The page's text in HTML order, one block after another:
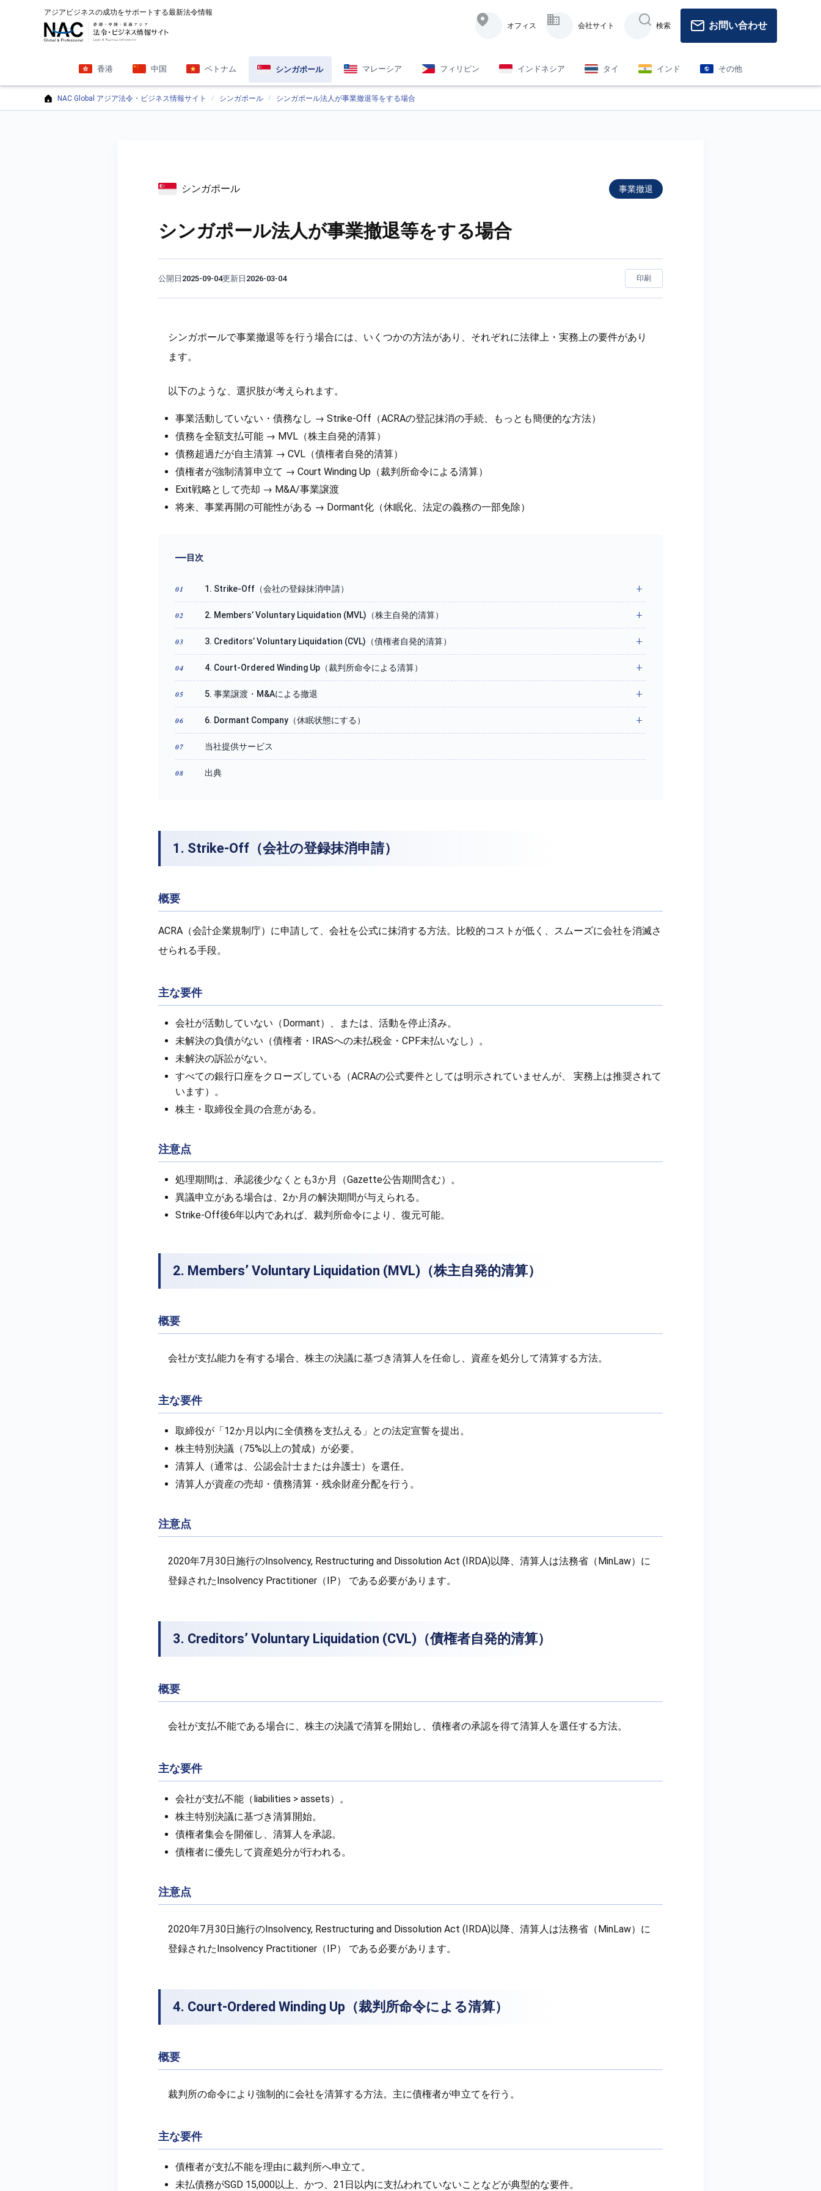
アジアビジネスの成功をサポートする最新法令情報
オフィス
会社サイト 検索 お問い合わせ
香港 中国 ベトナム シンガポール マレーシア フィリピン インドネシア タイ インド その他
NAC Global アジア法令・ビジネス情報サイト シンガポール シンガポール法人が事業撤退等をする場合
シンガポール 事業撤退
シンガポール法人が事業撤退等をする場合
公開日 2025-09-04更新日 2026-03-04 印刷
シンガポールで事業撤退等を行う場合には、いくつかの方法があり、それぞれに法律上・実務上の要件があり
ます。
以下のような、選択肢が考えられます。
事業活動していない・債務なし → Strike-Off（ACRAの登記抹消の手続、もっとも簡便的な方法）
債務を全額支払可能 → MVL（株主自発的清算）
債務超過だが自主清算 → CVL（債権者自発的清算）
債権者が強制清算申立て → Court Winding Up（裁判所命令による清算）
Exit戦略として売却 → M&A/事業譲渡
将来、事業再開の可能性がある → Dormant化（休眠化、法定の義務の一部免除）
目次
1. Strike-Off（会社の登録抹消申請）
2. Members’ Voluntary Liquidation (MVL)（株主自発的清算）
3. Creditors’ Voluntary Liquidation (CVL)（債権者自発的清算）
4. Court-Ordered Winding Up（裁判所命令による清算）
5. 事業譲渡・M&Aによる撤退
6. Dormant Company（休眠状態にする）
当社提供サービス
出典
1. Strike-Off（会社の登録抹消申請）
概要
ACRA（会計企業規制庁）に申請して、会社を公式に抹消する方法。比較的コストが低く、スムーズに会社を消滅さ
せられる手段。
主な要件
会社が活動していない（Dormant）、または、活動を停止済み。
未解決の負債がない（債権者・IRASへの未払税金・CPF未払いなし）。
未解決の訴訟がない。
すべての銀行口座をクローズしている（ACRAの公式要件としては明示されていませんが、 実務上は推奨されて
います）。
株主・取締役全員の合意がある。
注意点
処理期間は、承認後少なくとも3か月（Gazette公告期間含む）。
異議申立がある場合は、2か月の解決期間が与えられる。
Strike-Off後6年以内であれば、裁判所命令により、復元可能。
2. Members’ Voluntary Liquidation (MVL)（株主自発的清算）
概要
会社が支払能力を有する場合、株主の決議に基づき清算人を任命し、資産を処分して清算する方法。
主な要件
取締役が「12か月以内に全債務を支払える」との法定宣誓を提出。
株主特別決議（75%以上の賛成）が必要。
清算人（通常は、公認会計士または弁護士）を選任。
清算人が資産の売却・債務清算・残余財産分配を行う。
注意点
2020年7月30日施行のInsolvency, Restructuring and Dissolution Act (IRDA)以降、清算人は法務省（MinLaw）に
登録されたInsolvency Practitioner（IP） である必要があります。
3. Creditors’ Voluntary Liquidation (CVL)（債権者自発的清算）
概要
会社が支払不能である場合に、株主の決議で清算を開始し、債権者の承認を得て清算人を選任する方法。
主な要件
会社が支払不能（liabilities > assets）。
株主特別決議に基づき清算開始。
債権者集会を開催し、清算人を承認。
債権者に優先して資産処分が行われる。
注意点
2020年7月30日施行のInsolvency, Restructuring and Dissolution Act (IRDA)以降、清算人は法務省（MinLaw）に
登録されたInsolvency Practitioner（IP） である必要があります。
4. Court-Ordered Winding Up（裁判所命令による清算）
概要
裁判所の命令により強制的に会社を清算する方法。主に債権者が申立てを行う。
主な要件
債権者が支払不能を理由に裁判所へ申立て。
未払債務がSGD 15,000以上、かつ、21日以内に支払われていないことなどが典型的な要件。